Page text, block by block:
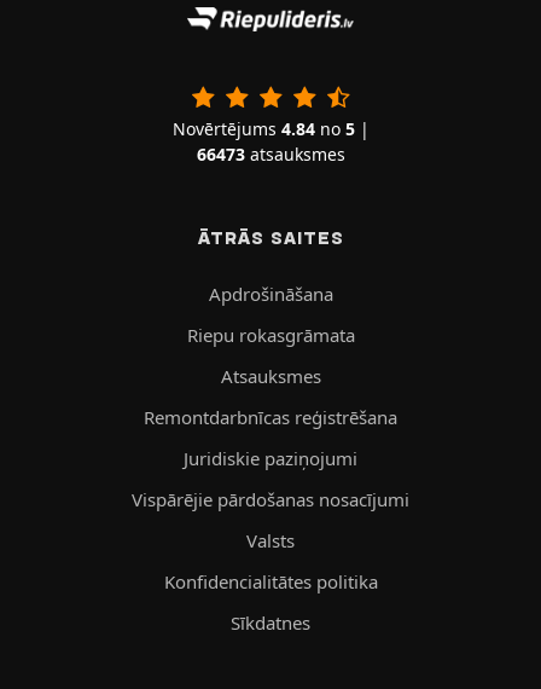
Novērtējums 4.84no 5|
66473atsauksmes
ĀTRĀS SAITES
Apdrošināšana
Riepu rokasgrāmata
Atsauksmes
Remontdarbnīcas reģistrēšana
Juridiskie paziņojumi
Vispārējie pārdošanas nosacījumi
Valsts
Konfidencialitātes politika
Sīkdatnes